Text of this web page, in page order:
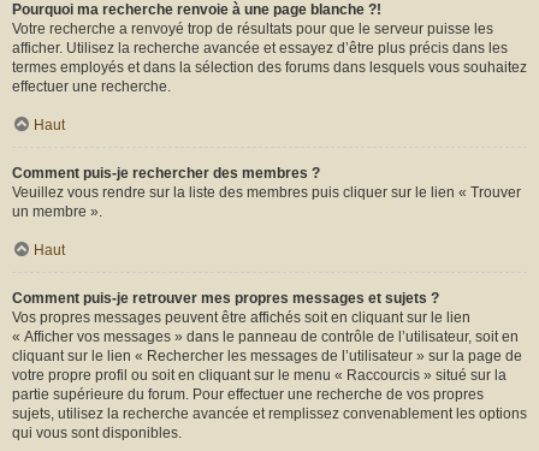
Pourquoi ma recherche renvoie à une page blanche ?!
Votre recherche a renvoyé trop de résultats pour que le serveur puisse les
afficher. Utilisez la recherche avancée et essayez d’être plus précis dans les
termes employés et dans la sélection des forums dans lesquels vous souhaitez
effectuer une recherche.
Haut
Comment puis-je rechercher des membres ?
Veuillez vous rendre sur la liste des membres puis cliquer sur le lien « Trouver
un membre ».
Haut
Comment puis-je retrouver mes propres messages et sujets ?
Vos propres messages peuvent être affichés soit en cliquant sur le lien
« Afficher vos messages » dans le panneau de contrôle de l’utilisateur, soit en
cliquant sur le lien « Rechercher les messages de l’utilisateur » sur la page de
votre propre profil ou soit en cliquant sur le menu « Raccourcis » situé sur la
partie supérieure du forum. Pour effectuer une recherche de vos propres
sujets, utilisez la recherche avancée et remplissez convenablement les options
qui vous sont disponibles.